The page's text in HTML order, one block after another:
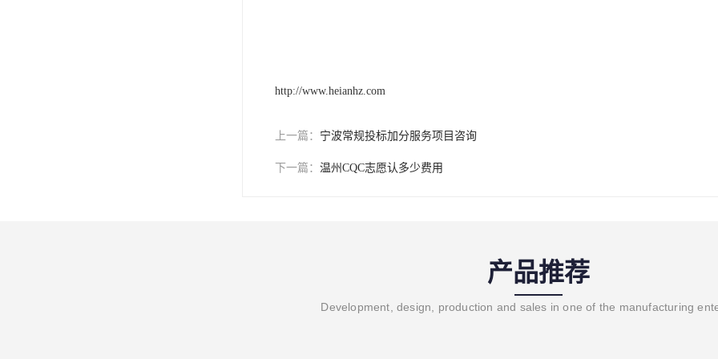
http://www.heianhz.com
上一篇： 宁波常规投标加分服务项目咨询
下一篇： 温州CQC志愿认多少费用
产品推荐
Development, design, production and sales in one of the manufacturing